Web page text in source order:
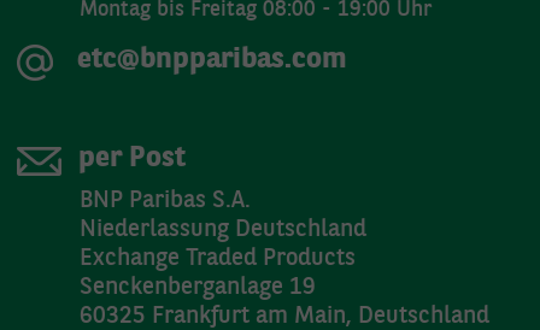
Montag bis Freitag 08:00 - 19:00 Uhr
etc@bnpparibas.com
per Post
BNP Paribas S.A.
Niederlassung Deutschland
Exchange Traded Products
Senckenberganlage 19
60325 Frankfurt am Main, Deutschland